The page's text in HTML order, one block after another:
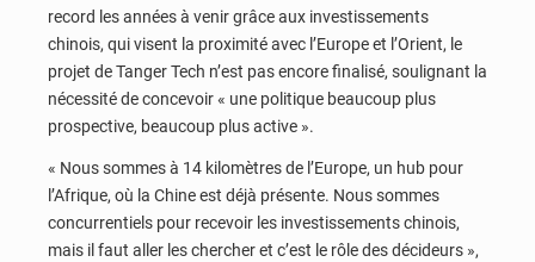
record les années à venir grâce aux investissements
chinois, qui visent la proximité avec l’Europe et l’Orient, le
projet de Tanger Tech n’est pas encore finalisé, soulignant la
nécessité de concevoir « une politique beaucoup plus
prospective, beaucoup plus active ».
« Nous sommes à 14 kilomètres de l’Europe, un hub pour
l’Afrique, où la Chine est déjà présente. Nous sommes
concurrentiels pour recevoir les investissements chinois,
mais il faut aller les chercher et c’est le rôle des décideurs »,